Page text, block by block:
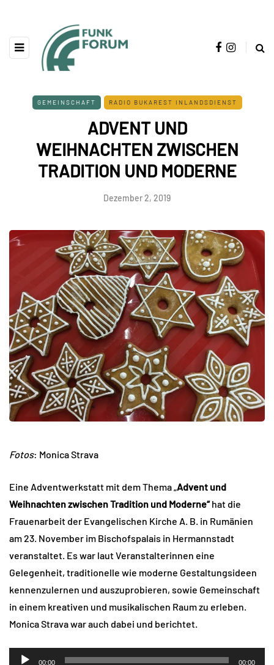
GEMEINSCHAFT RADIO BUKAREST INLANDSDIENST
ADVENT UND
WEIHNACHTEN ZWISCHEN
TRADITION UND MODERNE
Dezember 2, 2019
Fotos: Monica Strava
Eine Adventwerkstatt mit dem Thema „Advent und
Weihnachten zwischen Tradition und Moderne“hat die
Frauenarbeit der Evangelischen Kirche A. B. in Rumänien
am 23. November im Bischofspalais in Hermannstadt
veranstaltet. Es war laut Veranstalterinnen eine
Gelegenheit, traditionelle wie moderne Gestaltungsideen
kennenzulernen und auszuprobieren, sowie Gemeinschaft
in einem kreativen und musikalischen Raum zu erleben.
Monica Strava war auch dabei und berichtet.
Audio-
00:00 00:00